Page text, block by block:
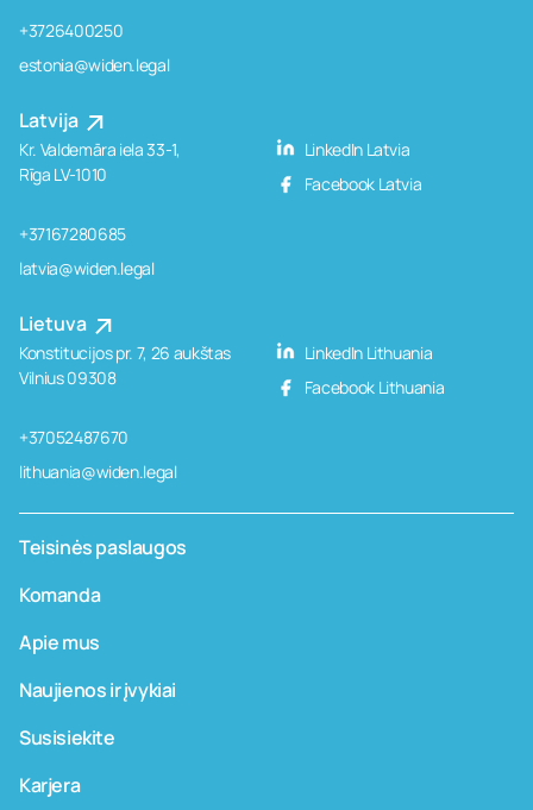
+3726400250
estonia@widen.legal
Latvija
Kr. Valdemāra iela 33-1,
Rīga LV-1010
+37167280685
latvia@widen.legal
LinkedIn Latvia
Facebook Latvia
Lietuva
Konstitucijos pr. 7, 26 aukštas
Vilnius 09308
+37052487670
lithuania@widen.legal
LinkedIn Lithuania
Facebook Lithuania
Teisinės paslaugos
Komanda
Apie mus
Naujienos ir įvykiai
Susisiekite
Karjera